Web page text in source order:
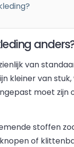
van
kleiner van
moet
stoffen
of